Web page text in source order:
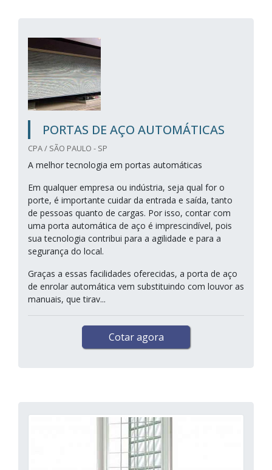
PORTAS DE AÇO AUTOMÁTICAS
CPA / SÃO PAULO - SP
A melhor tecnologia em portas automáticas
Em qualquer empresa ou indústria, seja qual for o
porte, é importante cuidar da entrada e saída, tanto
de pessoas quanto de cargas. Por isso, contar com
uma porta automática de aço é imprescindível, pois
sua tecnologia contribui para a agilidade e para a
segurança do local.
Graças a essas facilidades oferecidas, a porta de aço
de enrolar automática vem substituindo com louvor as
manuais, que tirav...
Cotar agora